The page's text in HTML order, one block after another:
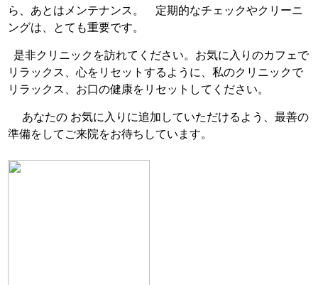
ら、あとはメンテナンス。 定期的なチェックやクリーニ
ングは、とても重要です。
是非クリニックを訪れてください。 お気に入りのカフェで
リラックス、心をリセットするように、私のクリニックで
リラックス、お口の健康をリセットしてください。
あなたの お気に入りに追加していただけるよう、最善の
準備をしてご来院をお待ちしています。